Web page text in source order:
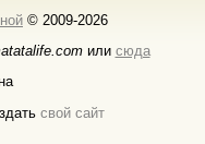
© 2009-2026
или сюда
свой сайт